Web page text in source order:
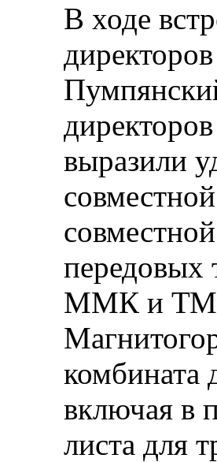
В ходе
выразили
передовых
ММК и ТМК
комбината
включая в
листа для